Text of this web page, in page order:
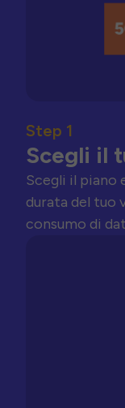
Step 1
Scegli il
Scegli il piano
durata del tuo
consumo di